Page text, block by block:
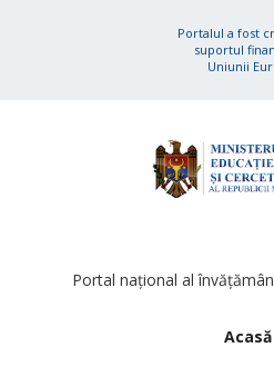
Portalul a fost
suportul
Uniunii
Portal național al
Acasă